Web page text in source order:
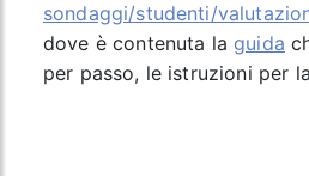
sondaggi/studenti/
dove è contenuta laguida
per passo, le istruzioni per